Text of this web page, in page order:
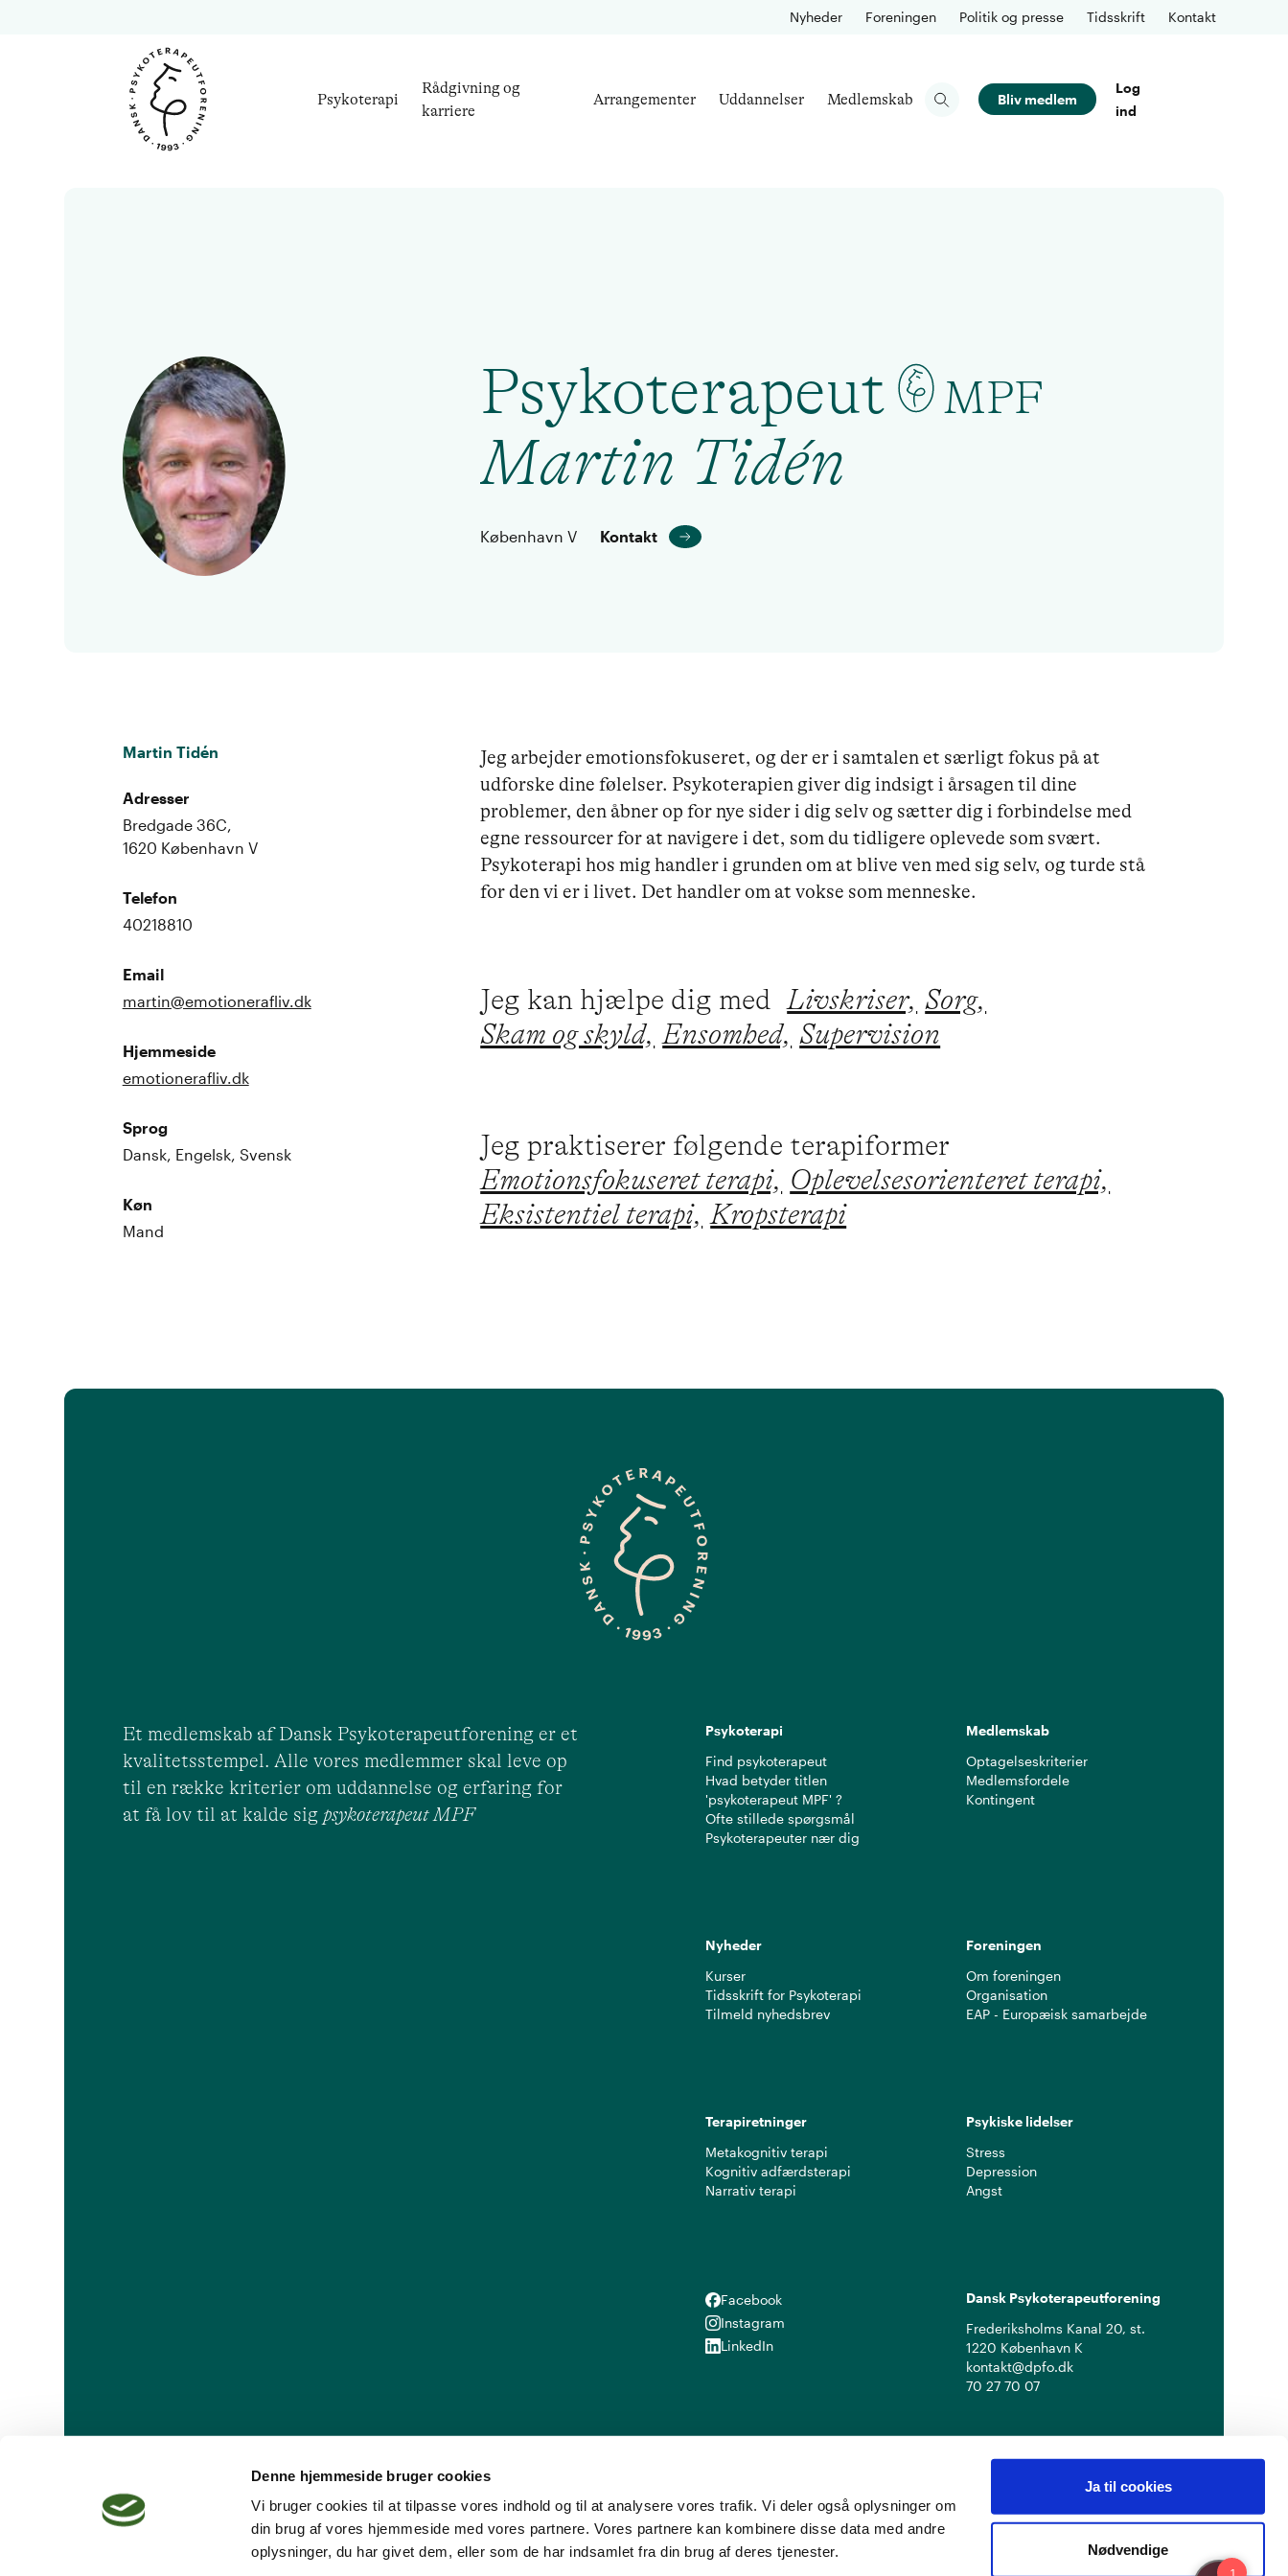
Denne hjemmeside bruger cookies
Vi bruger cookies til at tilpasse vores indhold og til at analysere vores trafik. Vi deler også oplysninger om
din brug af vores hjemmeside med vores partnere. Vores partnere kan kombinere disse data med andre
oplysninger, du har givet dem, eller som de har indsamlet fra din brug af deres tjenester.
Ja til cookies
Nødvendige
Nyheder Foreningen Politik og presse Tidsskrift Kontakt
Psykoterapi
Rådgivning og
karriere
Arrangementer Uddannelser Medlemskab Bliv medlem
Log
ind
Psykoterapeut MPF
Martin Tidén
København V Kontakt
Martin Tidén
Adresser
Bredgade 36C,
1620 København V
Telefon
40218810
Email
martin@emotionerafliv.dk
Hjemmeside
emotionerafliv.dk
Sprog
Dansk, Engelsk, Svensk
Køn
Mand
Jeg arbejder emotionsfokuseret, og der er i samtalen et særligt fokus på at
udforske dine følelser. Psykoterapien giver dig indsigt i årsagen til dine
problemer, den åbner op for nye sider i dig selv og sætter dig i forbindelse med
egne ressourcer for at navigere i det, som du tidligere oplevede som svært.
Psykoterapi hos mig handler i grunden om at blive ven med sig selv, og turde stå
for den vi er i livet. Det handler om at vokse som menneske.
Jeg kan hjælpe dig med Livskriser, Sorg,
Skam og skyld, Ensomhed, Supervision
Jeg praktiserer følgende terapiformer
Emotionsfokuseret terapi, Oplevelsesorienteret terapi,
Eksistentiel terapi, Kropsterapi
Et medlemskab af Dansk Psykoterapeutforening er et
kvalitetsstempel. Alle vores medlemmer skal leve op
til en række kriterier om uddannelse og erfaring for
at få lov til at kalde sig psykoterapeut MPF
Psykoterapi
Find psykoterapeut
Hvad betyder titlen
'psykoterapeut MPF' ?
Ofte stillede spørgsmål
Psykoterapeuter nær dig
Medlemskab
Optagelseskriterier
Medlemsfordele
Kontingent
Nyheder
Kurser
Tidsskrift for Psykoterapi
Tilmeld nyhedsbrev
Foreningen
Om foreningen
Organisation
EAP - Europæisk samarbejde
Terapiretninger
Metakognitiv terapi
Kognitiv adfærdsterapi
Narrativ terapi
Psykiske lidelser
Stress
Depression
Angst
Facebook
Facebook
Instagram
Instagram
LinkedIn
LinkedIn
Dansk Psykoterapeutforening
Frederiksholms Kanal 20, st.
1220 København K
kontakt@dpfo.dk
70 27 70 07
Dansk Psykoterapeutforening Cookiepolitik